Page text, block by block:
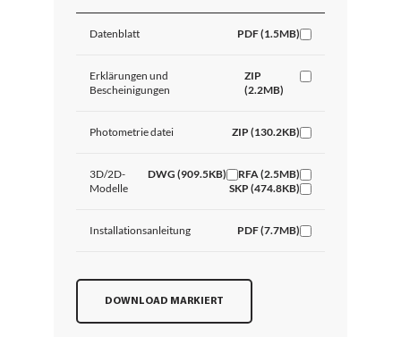
Datenblatt PDF (1.5MB)
Erklärungen und
Bescheinigungen
ZIP
(2.2MB)
Photometrie datei ZIP (130.2KB)
3D/2D-
Modelle
DWG (909.5KB)
RFA (2.5MB)
SKP (474.8KB)
Installationsanleitung PDF (7.7MB)
DOWNLOAD MARKIERT